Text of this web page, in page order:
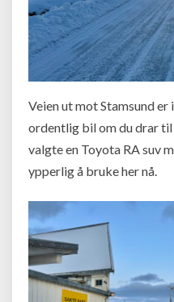
Veien ut mot Stamsund
ordentlig bil om du drar
valgte en Toyota RA suv
ypperlig å bruke her nå.